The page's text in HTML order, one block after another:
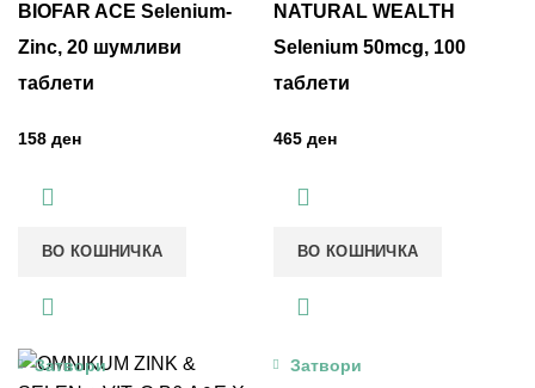
BIOFAR ACE Selenium-
Zinc, 20 шумливи
таблети
ден
ВО КОШНИЧКА
NATURAL WEALTH
Selenium 50mcg, 100
таблети
ден
ВО КОШНИЧКА
Затвори Затвори